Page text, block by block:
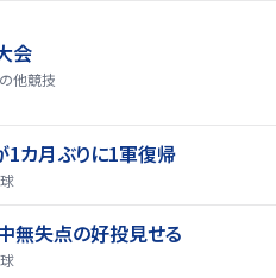
会
他競技
1カ月ぶりに1軍復帰
無失点の好投見せる